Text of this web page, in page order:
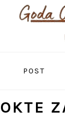
POST